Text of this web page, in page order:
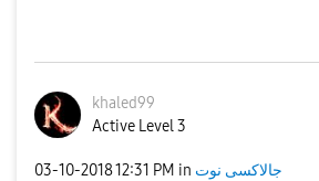
khaled99
Active Level 3
‎03-10-201812:31 PM in جالاكسى نوت